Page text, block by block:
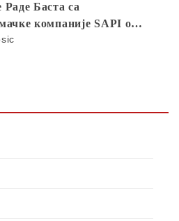
Баста са
компаније SAPI о
Србији